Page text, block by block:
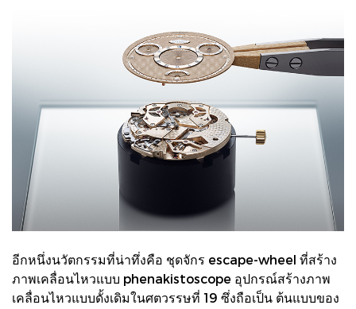
อีกหนึ่งนวัตกรรมที่น่าทึ่งคือ ชุดจักร escape-wheel ที่สร้าง
ภาพเคลื่อนไหวแบบ phenakistoscope อุปกรณ์สร้างภาพ
เคลื่อนไหวแบบดั้งเดิมในศตวรรษที่ 19 ซึ่งถือเป็น ต้นแบบของ